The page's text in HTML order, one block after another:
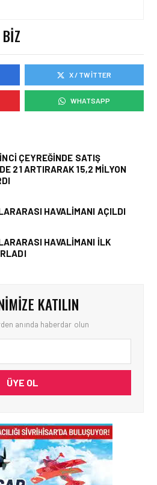
CORENDON HOTELS’DE
ULUSLARARASI DENEYIM
KAZANIYOR
TURIZM • 25 EYL 2025
DÜNYA TURIZM GÜNÜ’NDE
X / TWITTER
WHATSAPP
ÇEYREĞINDE SATIŞ
21 ARTIRARAK 15,2 MILYON
HAVALIMANI AÇILDI
HAVALIMANI İLK
KATILIN
anında haberdar olun
ÜYE OL